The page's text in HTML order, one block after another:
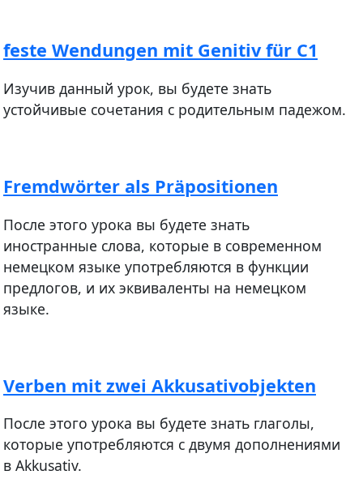
feste Wendungen mit Genitiv für С1
Изучив данный урок, вы будете знать
устойчивые сочетания с родительным падежом.
Fremdwörter als Präpositionen
После этого урока вы будете знать
иностранные слова, которые в современном
немецком языке употребляются в функции
предлогов, и их эквиваленты на немецком
языке.
Verben mit zwei Akkusativobjekten
После этого урока вы будете знать глаголы,
которые употребляются с двумя дополнениями
в Akkusativ.